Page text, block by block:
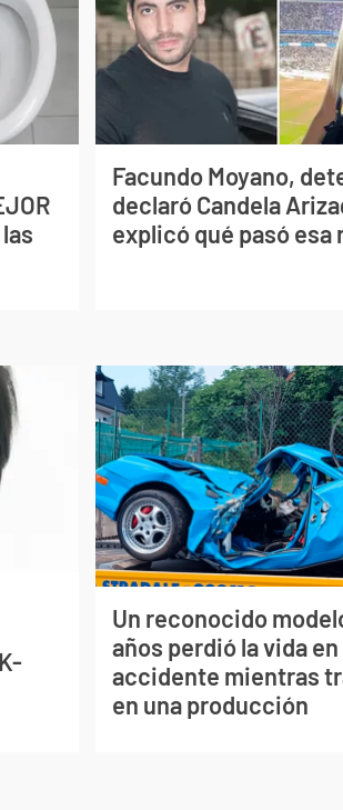
Facundo Moyano,
declaró Candela
explicó qué pasó esa
Un reconocido
años perdió la vida en
accidente mientras
en una producción